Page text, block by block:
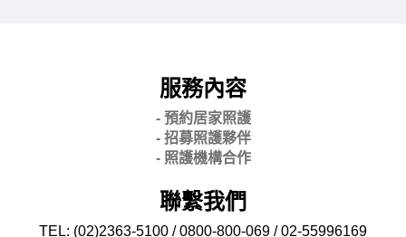
服務內容
- 預約居家照護
- 招募照護夥伴
- 照護機構合作
聯繫我們
TEL: (02)2363-5100 / 0800-800-069 / 02-55996169